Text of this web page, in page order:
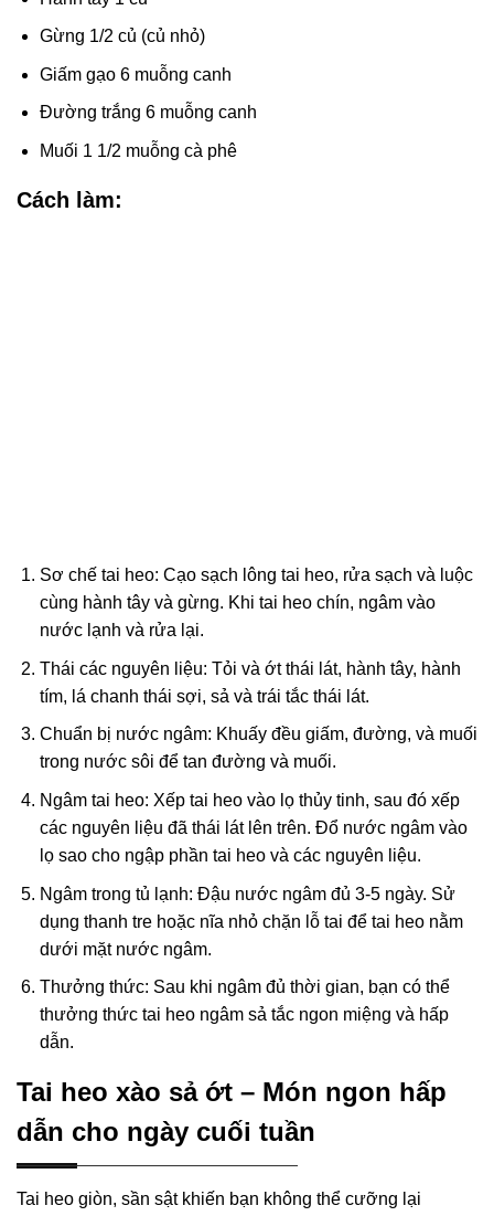
Gừng 1/2 củ (củ nhỏ)
Giấm gạo 6 muỗng canh
Đường trắng 6 muỗng canh
Muối 1 1/2 muỗng cà phê
Cách làm:
Sơ chế tai heo: Cạo sạch lông tai heo, rửa sạch và luộc
cùng hành tây và gừng. Khi tai heo chín, ngâm vào
nước lạnh và rửa lại.
Thái các nguyên liệu: Tỏi và ớt thái lát, hành tây, hành
tím, lá chanh thái sợi, sả và trái tắc thái lát.
Chuẩn bị nước ngâm: Khuấy đều giấm, đường, và muối
trong nước sôi để tan đường và muối.
Ngâm tai heo: Xếp tai heo vào lọ thủy tinh, sau đó xếp
các nguyên liệu đã thái lát lên trên. Đổ nước ngâm vào
lọ sao cho ngập phần tai heo và các nguyên liệu.
Ngâm trong tủ lạnh: Đậu nước ngâm đủ 3-5 ngày. Sử
dụng thanh tre hoặc nĩa nhỏ chặn lỗ tai để tai heo nằm
dưới mặt nước ngâm.
Thưởng thức: Sau khi ngâm đủ thời gian, bạn có thể
thưởng thức tai heo ngâm sả tắc ngon miệng và hấp
dẫn.
Tai heo xào sả ớt – Món ngon hấp
dẫn cho ngày cuối tuần
Tai heo giòn, sần sật khiến bạn không thể cưỡng lại